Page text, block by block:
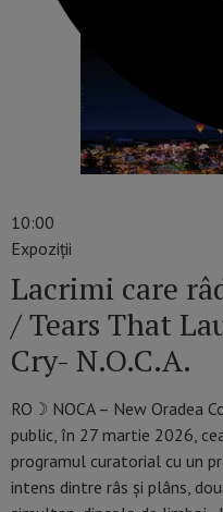
10:00
Expoziții
Lacrimi care
/ Tears That
Cry- N.O.C.A.
RO☽ NOCA – New Oradea
public, în 27 martie 2026,
programul curatorial cu un
intens dintre râs și plâns,